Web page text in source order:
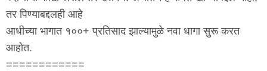
तर पिण्याबद्दलही आहे
आधीच्या भागात १००+ प्रतिसाद झाल्यामुळे नवा धागा सुरू करत
आहोत.
============